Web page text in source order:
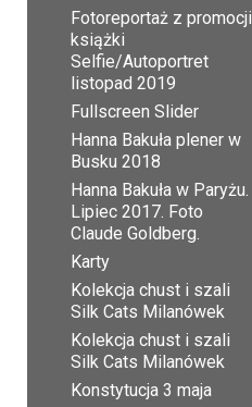
Fotoreportaż z promocji
książki
Selfie/Autoportret
listopad 2019
Fullscreen Slider
Hanna Bakuła plener w
Busku 2018
Hanna Bakuła w Paryżu.
Lipiec 2017. Foto
Claude Goldberg.
Karty
Kolekcja chust i szali
Silk Cats Milanówek
Kolekcja chust i szali
Silk Cats Milanówek
Konstytucja 3 maja